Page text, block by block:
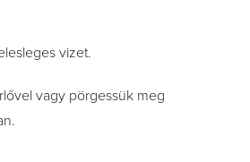
vizet.
vagy pörgessük meg